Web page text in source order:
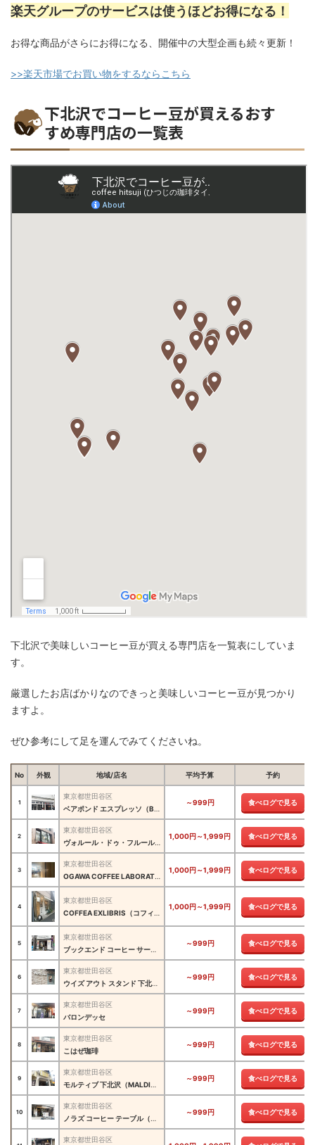
楽天グループのサービスは使うほどお得になる！
お得な商品がさらにお得になる、開催中の大型企画も続々更新！
>>楽天市場でお買い物をするならこちら
下北沢でコーヒー豆が買えるおす
すめ専門店の一覧表
下北沢で美味しいコーヒー豆が買える専門店を一覧表にしていま
す。
厳選したお店ばかりなのできっと美味しいコーヒー豆が見つかり
ますよ。
ぜひ参考にして足を運んでみてくださいね。
No 外観 地域/店名 平均予算 予約
1
東京都世田谷区
ベアポンド エスプレッソ（BEAR POND ESPRESSO）
～999円 食べログで見る
2
東京都世田谷区
ヴォルール・ドゥ・フルール 下北沢南店（Voleur de Fleur 花泥棒）
1,000円～1,999円 食べログで見る
3
東京都世田谷区
OGAWA COFFEE LABORATORY 下北沢（オガワ コーヒー ラボラトリー）
1,000円～1,999円 食べログで見る
4
東京都世田谷区
COFFEA EXLIBRIS（コフィア エクスリブリス）
1,000円～1,999円 食べログで見る
5
東京都世田谷区
ブックエンド コーヒー サービス（BOOKENDS COFFEE SERVICE）
～999円 食べログで見る
6
東京都世田谷区
ウイズ アウト スタンド 下北沢（W/O STAND）
～999円 食べログで見る
7
東京都世田谷区
バロンデッセ
～999円 食べログで見る
8
東京都世田谷区
こはぜ珈琲
～999円 食べログで見る
9
東京都世田谷区
モルティブ 下北沢（MALDIVE）
～999円 食べログで見る
10
東京都世田谷区
ノラズ コーヒー テーブル（NORAH’S COFFEE TABLE）
～999円 食べログで見る
東京都世田谷区